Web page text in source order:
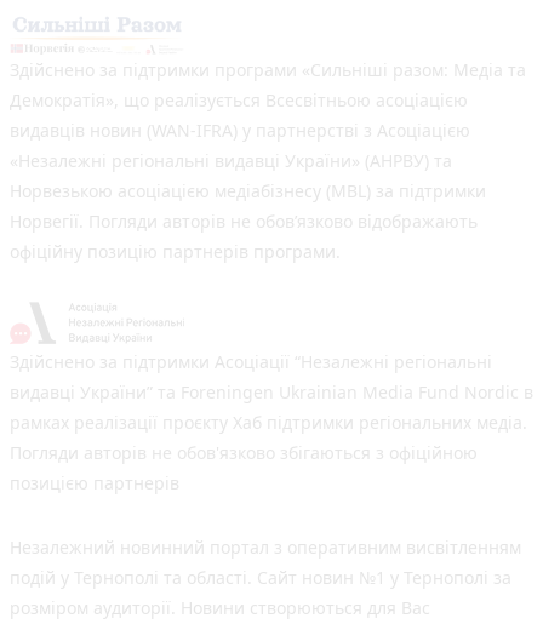
Здійснено за підтримки програми «Сильніші разом: Медіа та
Демократія», що реалізується Всесвітньою асоціацією
видавців новин (WAN-IFRA) у партнерстві з Асоціацією
«Незалежні регіональні видавці України» (АНРВУ) та
Норвезькою асоціацією медіабізнесу (MBL) за підтримки
Норвегії. Погляди авторів не обов’язково відображають
офіційну позицію партнерів програми.
Здійснено за підтримки Асоціації “Незалежні регіональні
видавці України” та Foreningen Ukrainian Media Fund Nordic в
рамках реалізації проєкту Хаб підтримки регіональних медіа.
Погляди авторів не обов'язково збігаються з офіційною
позицією партнерів
Незалежний новинний портал з оперативним висвітленням
подій у Тернополі та області. Сайт новин №1 у Тернополі за
розміром аудиторії. Новини створюються для Вас